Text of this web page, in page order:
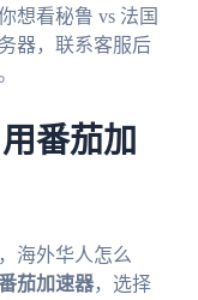
想看秘鲁 vs 法国
器，联系客服后
番茄加
海外华人怎么
茄加速器，选择